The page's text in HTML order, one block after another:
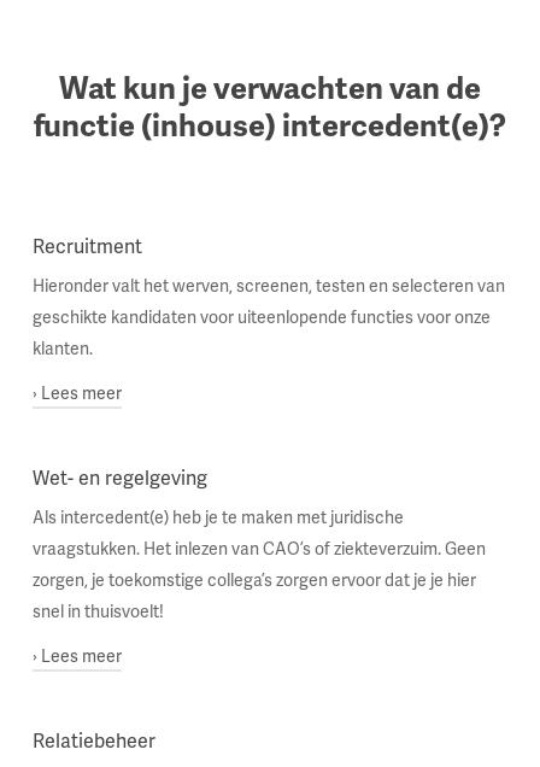
Wat kun je verwachten van de
functie (inhouse) intercedent(e)?
Recruitment
Hieronder valt het werven, screenen, testen en selecteren van
geschikte kandidaten voor uiteenlopende functies voor onze
klanten.
› Lees meer
persoon en een bepaalde vacature. Dit doen wij middels
een persoonlijke aanpak. Zo wordt er gekeken vanuit de
persoon. Welke kwaliteiten bezit iemand en hoe kunnen
die van pas komen binnen het werk dat iemand graag wil
doen.
Wet- en regelgeving
Als intercedent(e) heb je te maken met juridische
vraagstukken. Het inlezen van CAO’s of ziekteverzuim. Geen
zorgen, je toekomstige collega’s zorgen ervoor dat je je hier
snel in thuisvoelt!
› Lees meer
flexmedewerker die je zojuist geplaatst hebt en tal van
Relatiebeheer